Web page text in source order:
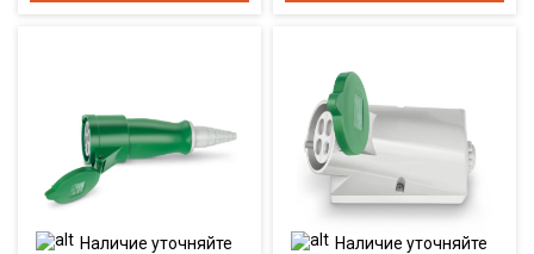
Наличие уточняйте Наличие уточняйте